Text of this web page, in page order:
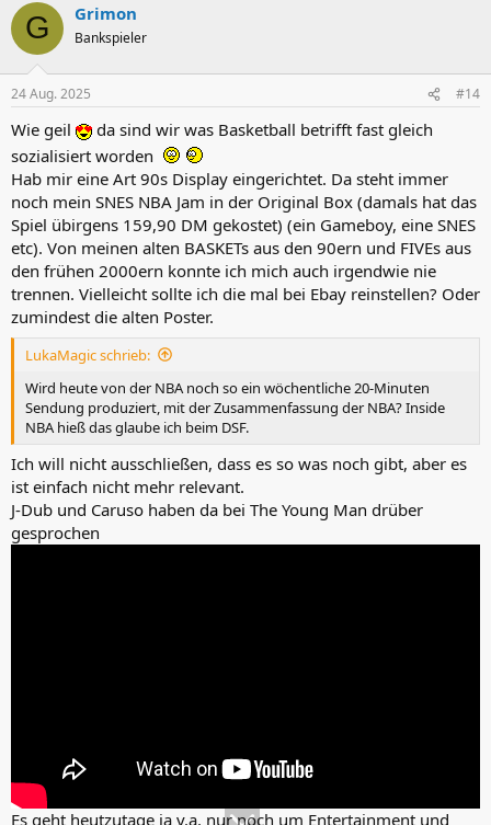
k
i
e
:
G Grimon
Bankspieler
24 Aug. 2025 #14
Wie geil
da sind wir was Basketball betrifft fast gleich
sozialisiert worden
Hab mir eine Art 90s Display eingerichtet. Da steht immer
noch mein SNES NBA Jam in der Original Box (damals hat das
Spiel übirgens 159,90 DM gekostet) (ein Gameboy, eine SNES
etc). Von meinen alten BASKETs aus den 90ern und FIVEs aus
den frühen 2000ern konnte ich mich auch irgendwie nie
trennen. Vielleicht sollte ich die mal bei Ebay reinstellen? Oder
zumindest die alten Poster.
LukaMagic schrieb:
Wird heute von der NBA noch so ein wöchentliche 20-Minuten
Sendung produziert, mit der Zusammenfassung der NBA? Inside
NBA hieß das glaube ich beim DSF.
Ich will nicht ausschließen, dass es so was noch gibt, aber es
ist einfach nicht mehr relevant.
J-Dub und Caruso haben da bei The Young Man drüber
gesprochen
Es geht heutzutage ja v.a. nur noch um Entertainment und